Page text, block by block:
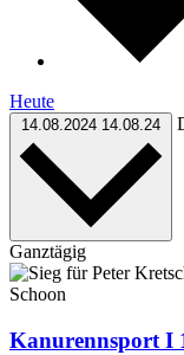
Heute
14.08.2024 14.08.24
Ganztägig
Kanurennsport I